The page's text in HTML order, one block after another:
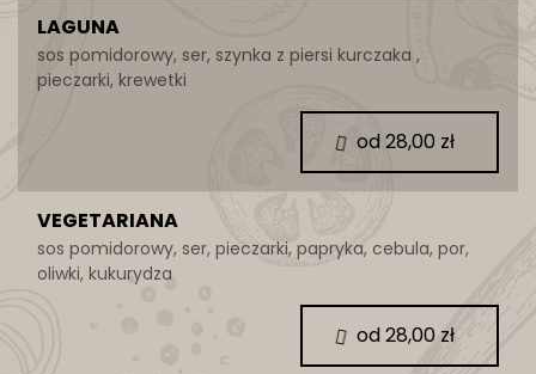
LAGUNA
sos pomidorowy, ser, szynka z piersi kurczaka ,
pieczarki, krewetki
VEGETARIANA
sos pomidorowy, ser, pieczarki, papryka, cebula, por,
oliwki, kukurydza